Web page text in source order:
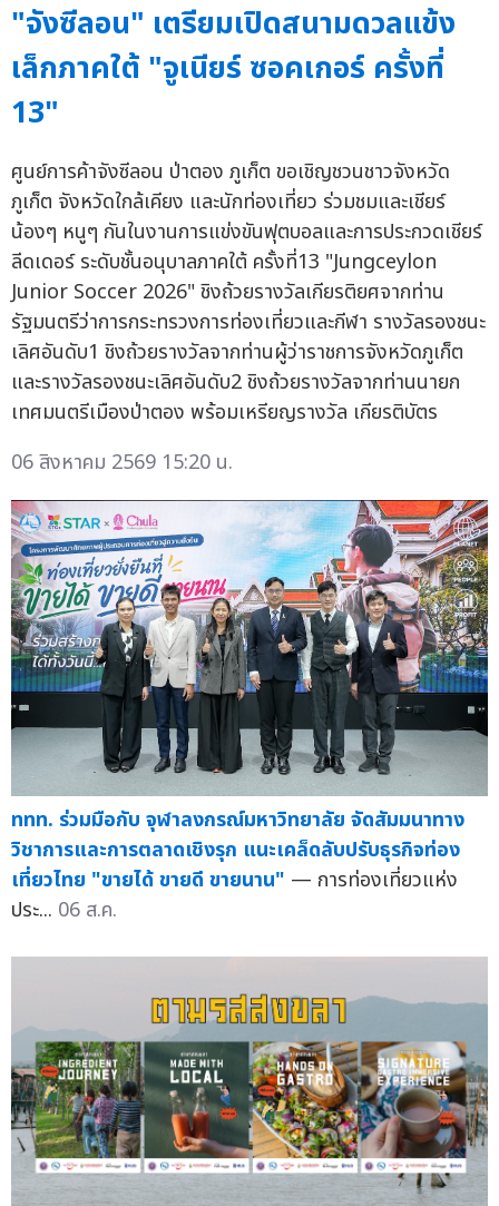
"จังซีลอน" เตรียมเปิดสนามดวลแข้ง
เล็กภาคใต้ "จูเนียร์ ซอคเกอร์ ครั้งที่
13"
ศูนย์การค้าจังซีลอน ป่าตอง ภูเก็ต ขอเชิญชวนชาวจังหวัด
ภูเก็ต จังหวัดใกล้เคียง และนักท่องเที่ยว ร่วมชมและเชียร์
น้องๆ หนูๆ กันในงานการแข่งขันฟุตบอลและการประกวดเชียร์
ลีดเดอร์ ระดับชั้นอนุบาลภาคใต้ ครั้งที่13 "Jungceylon
Junior Soccer 2026" ชิงถ้วยรางวัลเกียรติยศจากท่าน
รัฐมนตรีว่าการกระทรวงการท่องเที่ยวและกีฬา รางวัลรองชนะ
เลิศอันดับ1 ชิงถ้วยรางวัลจากท่านผู้ว่าราชการจังหวัดภูเก็ต
และรางวัลรองชนะเลิศอันดับ2 ชิงถ้วยรางวัลจากท่านนายก
เทศมนตรีเมืองป่าตอง พร้อมเหรียญรางวัล เกียรติบัตร
06 สิงหาคม 2569 15:20 น.
ททท. ร่วมมือกับ จุฬาลงกรณ์มหาวิทยาลัย จัดสัมมนาทาง
วิชาการและการตลาดเชิงรุก แนะเคล็ดลับปรับธุรกิจท่อง
เที่ยวไทย "ขายได้ ขายดี ขายนาน" — การท่องเที่ยวแห่ง
ประ... 06 ส.ค.